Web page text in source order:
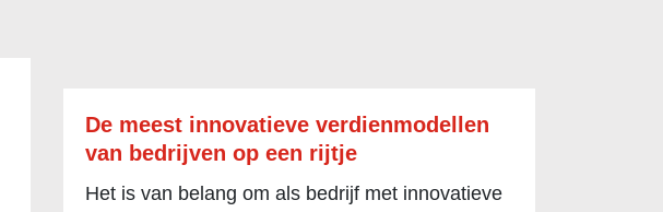
De meest innovatieve verdienmodellen
van bedrijven op een rijtje
Het is van belang om als bedrijf met innovatieve